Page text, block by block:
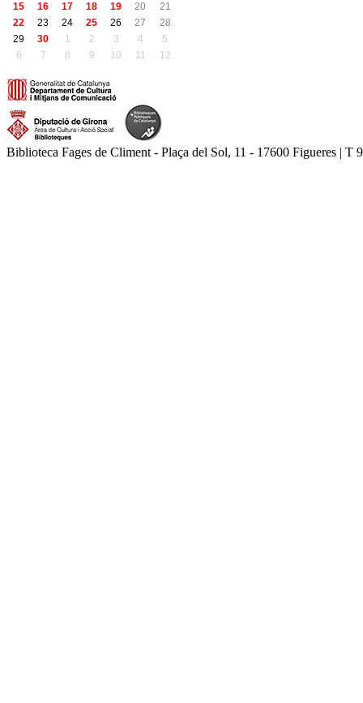
15
16 17 18 19 20
21
22
23 24 25 26 27
28
29
30 1 2 3 4
5
6
7 8 9 10 11 12
Biblioteca Fages de Climent - Plaça del Sol, 11 - 17600 Figueres |